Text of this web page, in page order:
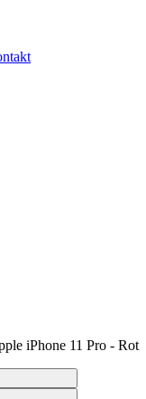
iPhone 11 Pro - Rot